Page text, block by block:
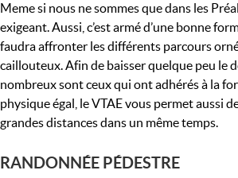
Meme si nous ne sommes que dans les
exigeant. Aussi, c’est armé d’une bonne
faudra affronter les différents parcours
caillouteux. Afin de baisser quelque peu le
nombreux sont ceux qui ont adhérés à la
physique égal, le VTAE vous permet aussi
grandes distances dans un même temps.
RANDONNÉE PÉDESTRE